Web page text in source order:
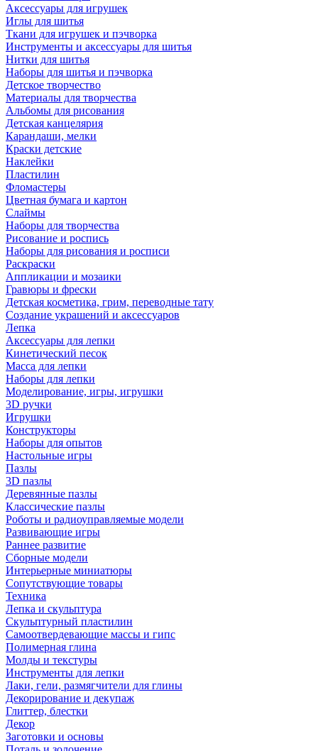
Аксессуары для игрушек
Иглы для шитья
Ткани для игрушек и пэчворка
Инструменты и аксессуары для шитья
Нитки для шитья
Наборы для шитья и пэчворка
Детское творчество
Материалы для творчества
Альбомы для рисования
Детская канцелярия
Карандаши, мелки
Краски детские
Наклейки
Пластилин
Фломастеры
Цветная бумага и картон
Слаймы
Наборы для творчества
Рисование и роспись
Наборы для рисования и росписи
Раскраски
Аппликации и мозаики
Гравюры и фрески
Детская косметика, грим, переводные тату
Создание украшений и аксессуаров
Лепка
Аксессуары для лепки
Кинетический песок
Масса для лепки
Наборы для лепки
Моделирование, игры, игрушки
3D ручки
Игрушки
Конструкторы
Наборы для опытов
Настольные игры
Пазлы
3D пазлы
Деревянные пазлы
Классические пазлы
Роботы и радиоуправляемые модели
Развивающие игры
Раннее развитие
Сборные модели
Интерьерные миниатюры
Сопутствующие товары
Техника
Лепка и скульптура
Скульптурный пластилин
Самоотвердевающие массы и гипс
Полимерная глина
Молды и текстуры
Инструменты для лепки
Лаки, гели, размягчители для глины
Декорирование и декупаж
Глиттер, блестки
Декор
Заготовки и основы